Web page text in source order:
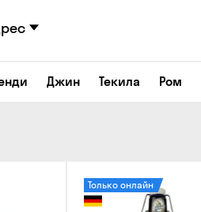
Джин Текила Ром
Только онлайн